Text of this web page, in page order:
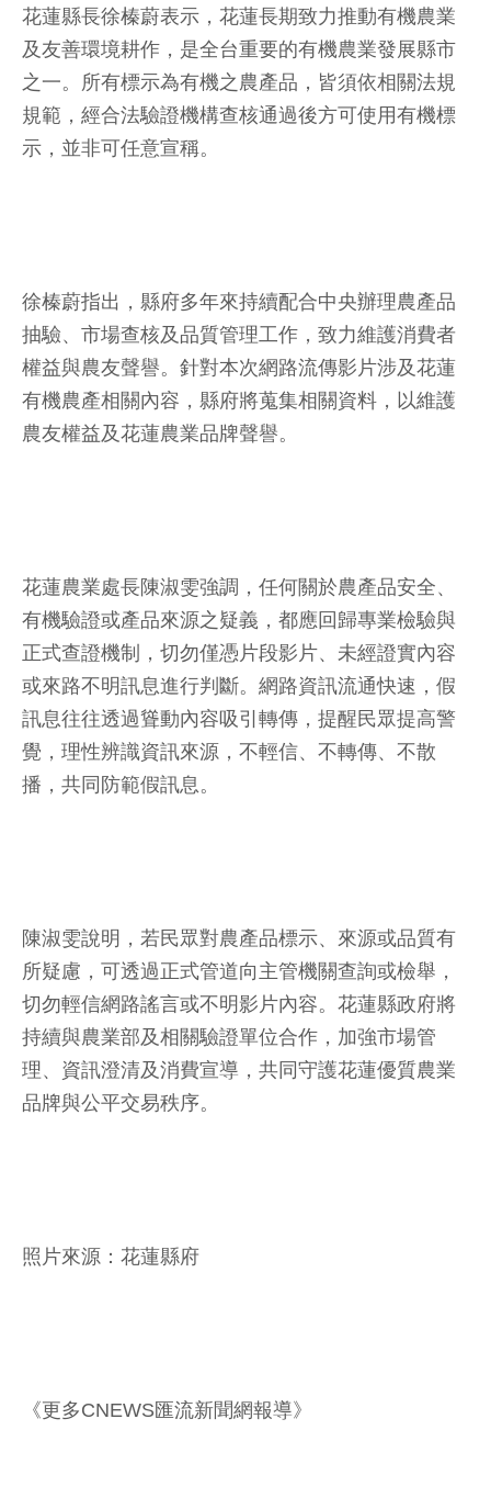
花蓮縣長徐榛蔚表示，花蓮長期致力推動有機農業
及友善環境耕作，是全台重要的有機農業發展縣市
之一。所有標示為有機之農產品，皆須依相關法規
規範，經合法驗證機構查核通過後方可使用有機標
示，並非可任意宣稱。
徐榛蔚指出，縣府多年來持續配合中央辦理農產品
抽驗、市場查核及品質管理工作，致力維護消費者
權益與農友聲譽。針對本次網路流傳影片涉及花蓮
有機農產相關內容，縣府將蒐集相關資料，以維護
農友權益及花蓮農業品牌聲譽。
花蓮農業處長陳淑雯強調，任何關於農產品安全、
有機驗證或產品來源之疑義，都應回歸專業檢驗與
正式查證機制，切勿僅憑片段影片、未經證實內容
或來路不明訊息進行判斷。網路資訊流通快速，假
訊息往往透過聳動內容吸引轉傳，提醒民眾提高警
覺，理性辨識資訊來源，不輕信、不轉傳、不散
播，共同防範假訊息。
陳淑雯說明，若民眾對農產品標示、來源或品質有
所疑慮，可透過正式管道向主管機關查詢或檢舉，
切勿輕信網路謠言或不明影片內容。花蓮縣政府將
持續與農業部及相關驗證單位合作，加強市場管
理、資訊澄清及消費宣導，共同守護花蓮優質農業
品牌與公平交易秩序。
照片來源：花蓮縣府
《更多CNEWS匯流新聞網報導》